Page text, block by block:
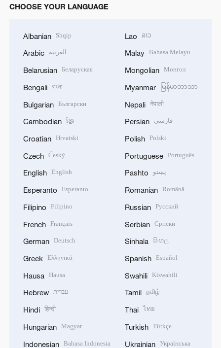
CHOOSE YOUR LANGUAGE
Albanian Shqip
Arabic العربية
Belarusian Беларуская
Bengali বাংলা
Bulgarian Български
Cambodian ខ្មែរ
Croatian Hrvatski
Czech Český
English English
Esperanto Esperanto
Filipino Filipino
French Français
German Deutsch
Greek Ελληνικά
Hausa Hausa
Hebrew עברית
Hindi हिन्दी
Hungarian Magyar
Indonesian Bahasa Indonesia
Lao ລາວ
Malay Bahasa Melayu
Mongolian Монгол
Myanmar မြန်မာဘာသာ
Nepali नेपाली
Persian فارسی
Polish Polski
Portuguese Português
Pashto پښتو
Romanian Română
Russian Русский
Serbian Српски
Sinhala සිංහල
Spanish Español
Swahili Kiswahili
Tamil தமிழ்
Thai ไทย
Turkish Türkçe
Ukrainian Українська